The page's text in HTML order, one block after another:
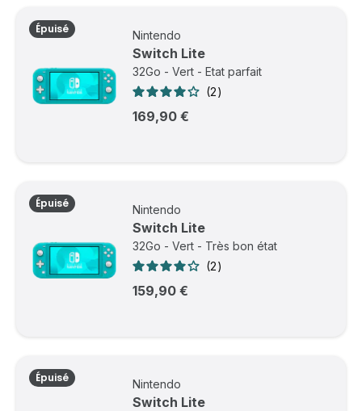
Épuisé Nintendo
Switch Lite
32Go - Vert - Etat parfait
2
169,90 €
Épuisé Nintendo
Switch Lite
32Go - Vert - Très bon état
2
159,90 €
Épuisé Nintendo
Switch Lite